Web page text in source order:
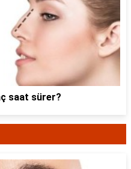
saat sürer?